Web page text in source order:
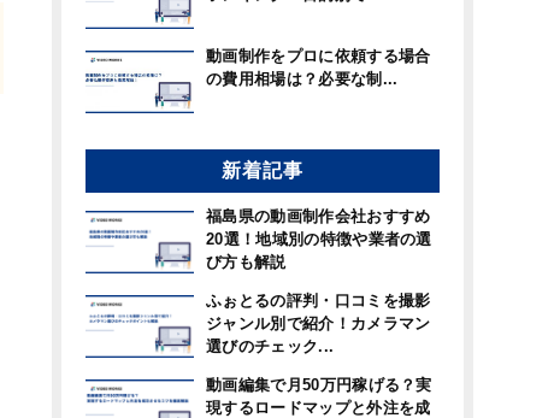
動画制作をプロに依頼する場合
の費用相場は？必要な制...
新着記事
福島県の動画制作会社おすすめ
20選！地域別の特徴や業者の選
び方も解説
ふぉとるの評判・口コミを撮影
ジャンル別で紹介！カメラマン
選びのチェック...
動画編集で月50万円稼げる？実
現するロードマップと外注を成